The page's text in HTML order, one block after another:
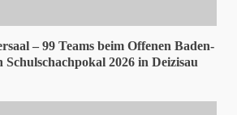
– 99 Teams beim Offenen Baden-
2026 in Deizisau